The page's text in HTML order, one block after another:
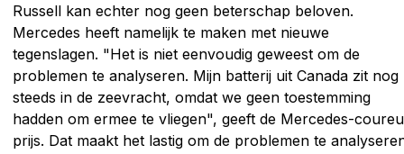
Russell kan echter nog geen beterschap beloven.
Mercedes heeft namelijk te maken met nieuwe
tegenslagen. "Het is niet eenvoudig geweest om de
problemen te analyseren. Mijn batterij uit Canada zit nog
steeds in de zeevracht, omdat we geen toestemming
hadden om ermee te vliegen", geeft de Mercedes-
prijs. Dat maakt het lastig om de problemen te